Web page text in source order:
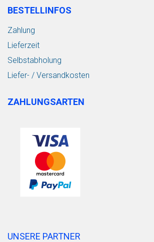
BESTELLINFOS
Zahlung
Lieferzeit
Selbstabholung
Liefer- / Versandkosten
ZAHLUNGSARTEN
UNSERE PARTNER